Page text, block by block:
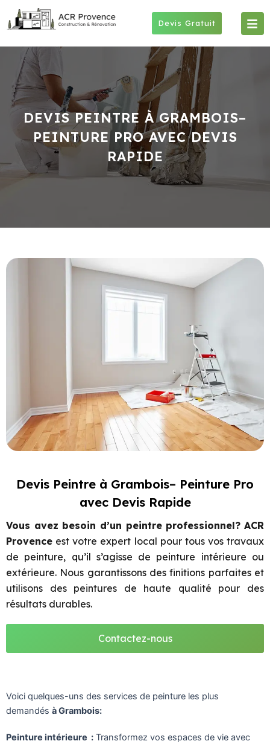
Devis Gratuit
DEVIS PEINTRE À GRAMBOIS–
PEINTURE PRO AVEC DEVIS
RAPIDE
Devis Peintre à Grambois– Peinture Pro
avec Devis Rapide
Vous avez besoin d’un peintre professionnel? ACR
Provence est votre expert local pour tous vos travaux
de peinture, qu’il s’agisse de peinture intérieure ou
extérieure. Nous garantissons des finitions parfaites et
utilisons des peintures de haute qualité pour des
résultats durables.
Contactez-nous
Voici quelques-uns des services de peinture les plus
demandés à Grambois:
Peinture intérieure : Transformez vos espaces de vie avec